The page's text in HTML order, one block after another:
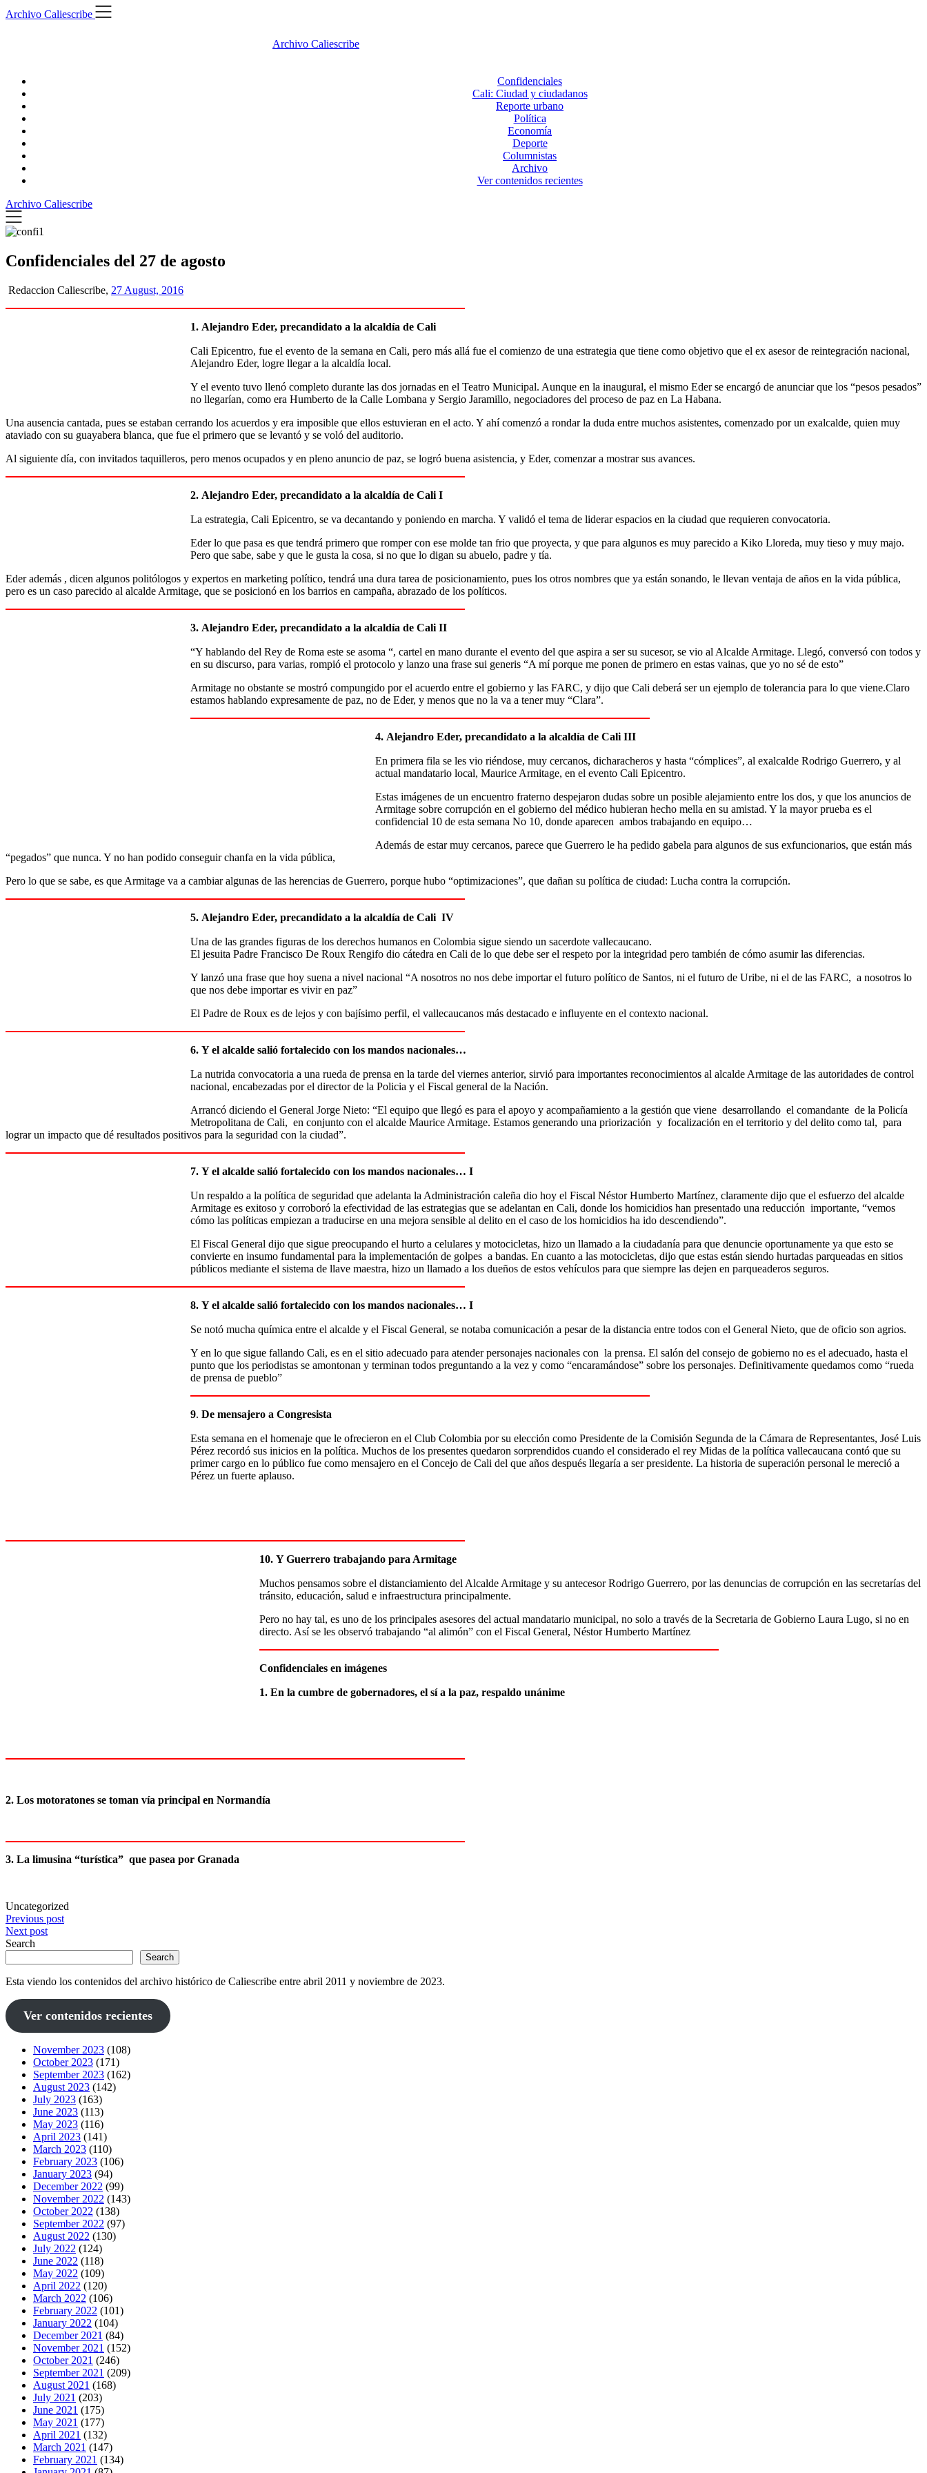
Skip
to
Archivo Caliescribe
Archivo Caliescribe
Confidenciales
Cali: Ciudad y ciudadanos
Reporte urbano
Política
Economía
Deporte
Columnistas
Archivo
Ver contenidos recientes
Archivo Caliescribe
Confidenciales del 27 de agosto
Redaccion Caliescribe, 27 August, 2016
1. Alejandro Eder, precandidato a la alcaldía de Cali
Cali Epicentro, fue el evento de la semana en Cali, pero más allá fue el comienzo de una estrategia que tiene como objetivo que el ex asesor de reintegración nacional,
Alejandro Eder, logre llegar a la alcaldía local.
Y el evento tuvo llenó completo durante las dos jornadas en el Teatro Municipal. Aunque en la inaugural, el mismo Eder se encargó de anunciar que los “pesos pesados”
no llegarían, como era Humberto de la Calle Lombana y Sergio Jaramillo, negociadores del proceso de paz en La Habana.
Una ausencia cantada, pues se estaban cerrando los acuerdos y era imposible que ellos estuvieran en el acto. Y ahí comenzó a rondar la duda entre muchos asistentes, comenzado por un exalcalde, quien muy
ataviado con su guayabera blanca, que fue el primero que se levantó y se voló del auditorio.
Al siguiente día, con invitados taquilleros, pero menos ocupados y en pleno anuncio de paz, se logró buena asistencia, y Eder, comenzar a mostrar sus avances.
2. Alejandro Eder, precandidato a la alcaldía de Cali I
La estrategia, Cali Epicentro, se va decantando y poniendo en marcha. Y validó el tema de liderar espacios en la ciudad que requieren convocatoria.
Eder lo que pasa es que tendrá primero que romper con ese molde tan frio que proyecta, y que para algunos es muy parecido a Kiko Lloreda, muy tieso y muy majo.
Pero que sabe, sabe y que le gusta la cosa, si no que lo digan su abuelo, padre y tía.
Eder además , dicen algunos politólogos y expertos en marketing político, tendrá una dura tarea de posicionamiento, pues los otros nombres que ya están sonando, le llevan ventaja de años en la vida pública,
pero es un caso parecido al alcalde Armitage, que se posicionó en los barrios en campaña, abrazado de los políticos.
3. Alejandro Eder, precandidato a la alcaldía de Cali II
“Y hablando del Rey de Roma este se asoma “, cartel en mano durante el evento del que aspira a ser su sucesor, se vio al Alcalde Armitage. Llegó, conversó con todos y
en su discurso, para varias, rompió el protocolo y lanzo una frase sui generis “A mí porque me ponen de primero en estas vainas, que yo no sé de esto”
Armitage no obstante se mostró compungido por el acuerdo entre el gobierno y las FARC, y dijo que Cali deberá ser un ejemplo de tolerancia para lo que viene.Claro
estamos hablando expresamente de paz, no de Eder, y menos que no la va a tener muy “Clara”.
4. Alejandro Eder, precandidato a la alcaldía de Cali III
En primera fila se les vio riéndose, muy cercanos, dicharacheros y hasta “cómplices”, al exalcalde Rodrigo Guerrero, y al
actual mandatario local, Maurice Armitage, en el evento Cali Epicentro.
Estas imágenes de un encuentro fraterno despejaron dudas sobre un posible alejamiento entre los dos, y que los anuncios de
Armitage sobre corrupción en el gobierno del médico hubieran hecho mella en su amistad. Y la mayor prueba es el
confidencial 10 de esta semana No 10, donde aparecen ambos trabajando en equipo…
Además de estar muy cercanos, parece que Guerrero le ha pedido gabela para algunos de sus exfuncionarios, que están más
“pegados” que nunca. Y no han podido conseguir chanfa en la vida pública,
Pero lo que se sabe, es que Armitage va a cambiar algunas de las herencias de Guerrero, porque hubo “optimizaciones”, que dañan su política de ciudad: Lucha contra la corrupción.
5. Alejandro Eder, precandidato a la alcaldía de Cali IV
Una de las grandes figuras de los derechos humanos en Colombia sigue siendo un sacerdote vallecaucano.
El jesuita Padre Francisco De Roux Rengifo dio cátedra en Cali de lo que debe ser el respeto por la integridad pero también de cómo asumir las diferencias.
Y lanzó una frase que hoy suena a nivel nacional “A nosotros no nos debe importar el futuro político de Santos, ni el futuro de Uribe, ni el de las FARC, a nosotros lo
que nos debe importar es vivir en paz”
El Padre de Roux es de lejos y con bajísimo perfil, el vallecaucanos más destacado e influyente en el contexto nacional.
6. Y el alcalde salió fortalecido con los mandos nacionales…
La nutrida convocatoria a una rueda de prensa en la tarde del viernes anterior, sirvió para importantes reconocimientos al alcalde Armitage de las autoridades de control
nacional, encabezadas por el director de la Policia y el Fiscal general de la Nación.
Arrancó diciendo el General Jorge Nieto: “El equipo que llegó es para el apoyo y acompañamiento a la gestión que viene desarrollando el comandante de la Policía
Metropolitana de Cali, en conjunto con el alcalde Maurice Armitage. Estamos generando una priorización y focalización en el territorio y del delito como tal, para
lograr un impacto que dé resultados positivos para la seguridad con la ciudad”.
7. Y el alcalde salió fortalecido con los mandos nacionales… I
Un respaldo a la política de seguridad que adelanta la Administración caleña dio hoy el Fiscal Néstor Humberto Martínez, claramente dijo que el esfuerzo del alcalde
Armitage es exitoso y corroboró la efectividad de las estrategias que se adelantan en Cali, donde los homicidios han presentado una reducción importante, “vemos
cómo las políticas empiezan a traducirse en una mejora sensible al delito en el caso de los homicidios ha ido descendiendo”.
El Fiscal General dijo que sigue preocupando el hurto a celulares y motocicletas, hizo un llamado a la ciudadanía para que denuncie oportunamente ya que esto se
convierte en insumo fundamental para la implementación de golpes a bandas. En cuanto a las motocicletas, dijo que estas están siendo hurtadas parqueadas en sitios
públicos mediante el sistema de llave maestra, hizo un llamado a los dueños de estos vehículos para que siempre las dejen en parqueaderos seguros.
8. Y el alcalde salió fortalecido con los mandos nacionales… I
Se notó mucha química entre el alcalde y el Fiscal General, se notaba comunicación a pesar de la distancia entre todos con el General Nieto, que de oficio son agrios.
Y en lo que sigue fallando Cali, es en el sitio adecuado para atender personajes nacionales con la prensa. El salón del consejo de gobierno no es el adecuado, hasta el
punto que los periodistas se amontonan y terminan todos preguntando a la vez y como “encaramándose” sobre los personajes. Definitivamente quedamos como “rueda
de prensa de pueblo”
9. De mensajero a Congresista
Esta semana en el homenaje que le ofrecieron en el Club Colombia por su elección como Presidente de la Comisión Segunda de la Cámara de Representantes, José Luis
Pérez recordó sus inicios en la política. Muchos de los presentes quedaron sorprendidos cuando el considerado el rey Midas de la política vallecaucana contó que su
primer cargo en lo público fue como mensajero en el Concejo de Cali del que años después llegaría a ser presidente. La historia de superación personal le mereció a
Pérez un fuerte aplauso.
10. Y Guerrero trabajando para Armitage
Muchos pensamos sobre el distanciamiento del Alcalde Armitage y su antecesor Rodrigo Guerrero, por las denuncias de corrupción en las secretarías del
tránsito, educación, salud e infraestructura principalmente.
Pero no hay tal, es uno de los principales asesores del actual mandatario municipal, no solo a través de la Secretaria de Gobierno Laura Lugo, si no en
directo. Así se les observó trabajando “al alimón” con el Fiscal General, Néstor Humberto Martínez
Confidenciales en imágenes
1. En la cumbre de gobernadores, el sí a la paz, respaldo unánime
2. Los motoratones se toman vía principal en Normandía
3. La limusina “turística” que pasea por Granada
Uncategorized
Post
navigation
Previous post
Next post
Search
Search
Esta viendo los contenidos del archivo histórico de Caliescribe entre abril 2011 y noviembre de 2023.
Ver contenidos recientes
November 2023 (108)
October 2023 (171)
September 2023 (162)
August 2023 (142)
July 2023 (163)
June 2023 (113)
May 2023 (116)
April 2023 (141)
March 2023 (110)
February 2023 (106)
January 2023 (94)
December 2022 (99)
November 2022 (143)
October 2022 (138)
September 2022 (97)
August 2022 (130)
July 2022 (124)
June 2022 (118)
May 2022 (109)
April 2022 (120)
March 2022 (106)
February 2022 (101)
January 2022 (104)
December 2021 (84)
November 2021 (152)
October 2021 (246)
September 2021 (209)
August 2021 (168)
July 2021 (203)
June 2021 (175)
May 2021 (177)
April 2021 (132)
March 2021 (147)
February 2021 (134)